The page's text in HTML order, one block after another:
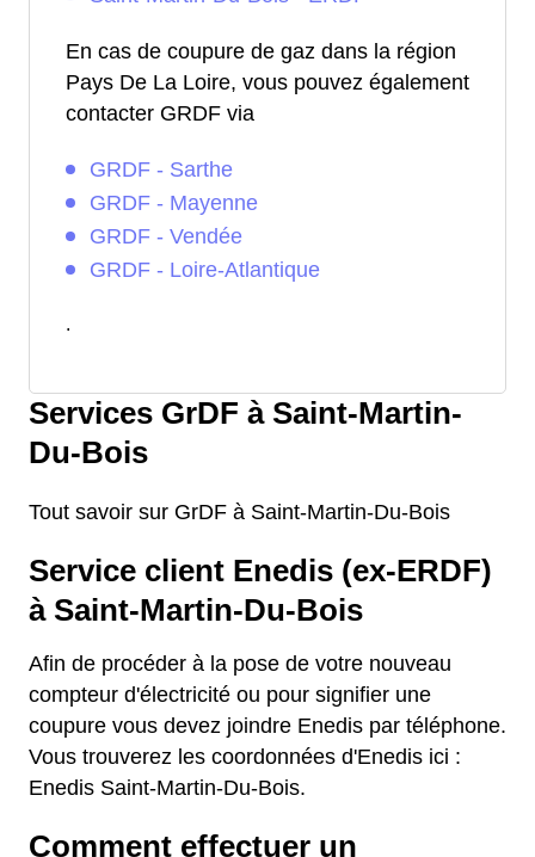
En cas de coupure de gaz dans la région
Pays De La Loire, vous pouvez également
contacter GRDF via
GRDF - Sarthe
GRDF - Mayenne
GRDF - Vendée
GRDF - Loire-Atlantique
.
Services GrDF à Saint-Martin-
Du-Bois
Tout savoir sur GrDF à Saint-Martin-Du-Bois
Service client Enedis (ex-ERDF)
à Saint-Martin-Du-Bois
Afin de procéder à la pose de votre nouveau
compteur d'électricité ou pour signifier une
coupure vous devez joindre Enedis par téléphone.
Vous trouverez les coordonnées d'Enedis ici :
Enedis Saint-Martin-Du-Bois.
Comment effectuer un